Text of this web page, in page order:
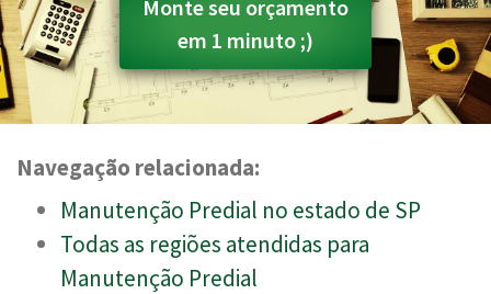
Monte seu orçamento
em 1 minuto ;)
Navegação relacionada:
Manutenção Predial no estado de SP
Todas as regiões atendidas para
Manutenção Predial